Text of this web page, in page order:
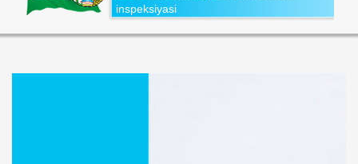
inspeksiyasi